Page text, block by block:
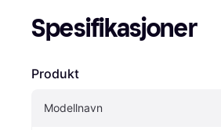
Spesifikasjoner
Produkt
Modellnavn